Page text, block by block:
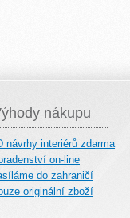
nákupu
návrhy interiérů zdarma
on-line
do zahraničí
originální zboží